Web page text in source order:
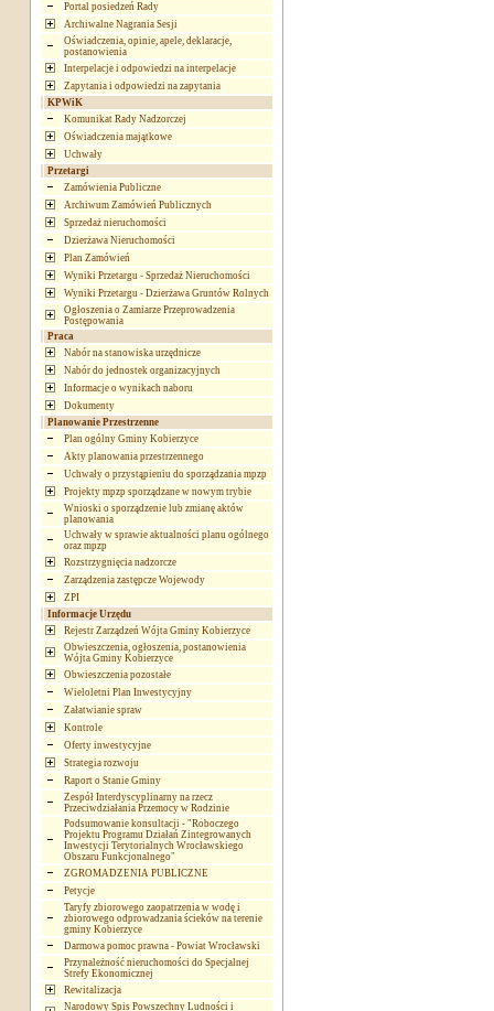
Portal posiedzeń Rady
Archiwalne Nagrania Sesji
Oświadczenia, opinie, apele, deklaracje,
postanowienia
Interpelacje i odpowiedzi na interpelacje
Zapytania i odpowiedzi na zapytania
KPWiK
Komunikat Rady Nadzorczej
Oświadczenia majątkowe
Uchwały
Przetargi
Zamówienia Publiczne
Archiwum Zamówień Publicznych
Sprzedaż nieruchomości
Dzierżawa Nieruchomości
Plan Zamówień
Wyniki Przetargu - Sprzedaż Nieruchomości
Wyniki Przetargu - Dzierżawa Gruntów Rolnych
Ogłoszenia o Zamiarze Przeprowadzenia
Postępowania
Praca
Nabór na stanowiska urzędnicze
Nabór do jednostek organizacyjnych
Informacje o wynikach naboru
Dokumenty
Planowanie Przestrzenne
Plan ogólny Gminy Kobierzyce
Akty planowania przestrzennego
Uchwały o przystąpieniu do sporządzania mpzp
Projekty mpzp sporządzane w nowym trybie
Wnioski o sporządzenie lub zmianę aktów
planowania
Uchwały w sprawie aktualności planu ogólnego
oraz mpzp
Rozstrzygnięcia nadzorcze
Zarządzenia zastępcze Wojewody
ZPI
Informacje Urzędu
Rejestr Zarządzeń Wójta Gminy Kobierzyce
Obwieszczenia, ogłoszenia, postanowienia
Wójta Gminy Kobierzyce
Obwieszczenia pozostałe
Wieloletni Plan Inwestycyjny
Załatwianie spraw
Kontrole
Oferty inwestycyjne
Strategia rozwoju
Raport o Stanie Gminy
Zespół Interdyscyplinarny na rzecz
Przeciwdziałania Przemocy w Rodzinie
Podsumowanie konsultacji - "Roboczego
Projektu Programu Działań Zintegrowanych
Inwestycji Terytorialnych Wrocławskiego
Obszaru Funkcjonalnego"
ZGROMADZENIA PUBLICZNE
Petycje
Taryfy zbiorowego zaopatrzenia w wodę i
zbiorowego odprowadzania ścieków na terenie
gminy Kobierzyce
Darmowa pomoc prawna - Powiat Wrocławski
Przynależność nieruchomości do Specjalnej
Strefy Ekonomicznej
Rewitalizacja
Narodowy Spis Powszechny Ludności i